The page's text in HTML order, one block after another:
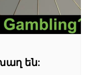
են: